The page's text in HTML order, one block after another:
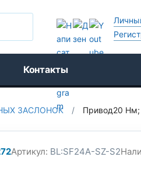
Контакты
ЗАСЛОНОК / Привод20 Нм;
Артикул: BL:SF24A-SZ-S2